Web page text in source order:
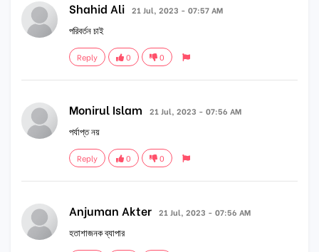
Shahid Ali 21 Jul, 2023 - 07:57 AM
পরিবর্তন চাই
Reply 0 0
Monirul Islam 21 Jul, 2023 - 07:56 AM
পর্যাপ্ত নয়
Reply 0 0
Anjuman Akter 21 Jul, 2023 - 07:56 AM
হতাশাজনক ব্যাপার